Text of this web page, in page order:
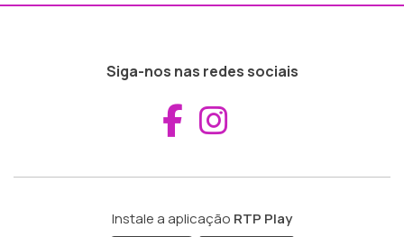
Siga-nos nas redes sociais
Aceder ao
Instale a aplicação RTP Play